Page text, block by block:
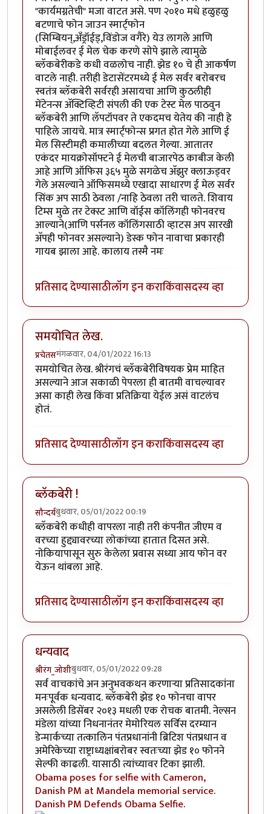
"कार्यमग्नतेची" मजा वाटत असे. पण २०१० मधे हळुहळु
बटणाचे फोन जाउन स्मार्ट्फोन
(सिम्बियन्,अँड्रॉईड्,विंडोज वगैरे) येउ लागले आणि
मोबाईलवर ई मेल चेक करणे सोपे झाले त्यामुळे
ब्लॅकबेरीकडे कधी वळलोच नाही. झेड १० चे ही आकर्षण
वाटले नाही. तरीही डेटासेंटरमध्ये ई मेल सर्वर बरोबरच
स्वतंत्र ब्लॅकबेरी सर्वरही असायचा आणि कुठलीही
मेंटेनन्स अ‍ॅक्टिव्हिटी संपली की एक टेस्ट मेल पाठवुन
ब्लॅकबेरी आणि लॅपटॉपवर ते एकदमच येतेय की नाही हे
पाहिले जायचे. मात्र स्मार्ट्फोन्स प्रगत होत गेले आणि ई
मेल सिस्टीमही कमालीच्या बदलत गेल्या. आतातर
एकंदर मायक्रोसॉफ्टने ई मेलची बाजारपेठ काबीज केली
आहे आणि ऑफिस ३६५ मुळे सगळेच अ‍ॅझुर क्लाऊड्वर
गेले असल्याने ऑफिसमध्ये एखादा साधारण ई मेल सर्वर
सिंक अप साठी ठेवला /नाहि ठेवला तरी चालते. शिवाय
टिम्स मुळे तर टेक्स्ट आणि वॉईस कॉलिंगही फोनवरच
आल्याने(आणि पर्सनल कॉलिंगसाठी व्हाटस अप सारखी
अ‍ॅपही फोनवर असल्याने) डेस्क फोन नावाचा प्रकारही
गायब झाला आहे. कालाय तस्मै नमः
प्रतिसाद देण्यासाठीलॉग इन कराकिंवासदस्य व्हा
समयोचित लेख.
प्रचेतसमंगळवार, 04/01/2022 16:13
समयोचित लेख. श्रीरंगचं ब्लॅकबेरीविषयक प्रेम माहित
असल्याने आज सकाळी पेपरला ही बातमी वाचल्यावर
असा काही लेख किंवा प्रतिक्रिया येईल असं वाटलंच
होतं.
प्रतिसाद देण्यासाठीलॉग इन कराकिंवासदस्य व्हा
ब्लॅकबेरी !
सौन्दर्यबुधवार, 05/01/2022 00:19
ब्लॅकबेरी कधीही वापरला नाही तरी कंपनीत जीएम व
वरच्या हुद्द्यावरच्या लोकांच्या हातात दिसत असे.
नोकियापासून सुरु केलेला प्रवास सध्या आय फोन वर
येऊन थांबला आहे.
प्रतिसाद देण्यासाठीलॉग इन कराकिंवासदस्य व्हा
धन्यवाद
श्रीरंग_जोशीबुधवार, 05/01/2022 09:28
सर्व वाचकांचे अन अनुभवकथन करणार्‍या प्रतिसादकांना
मनःपूर्वक धन्यवाद. ब्लॅकबेरी झेड १० फोनचा वापर
असलेली डिसेंबर २०१३ मधली एक रोचक बातमी. नेल्सन
मंडेला यांच्या निधनानंतर मेमोरियल सर्विस दरम्यान
डेन्मार्कच्या तत्कालिन पंतप्रधानांनी ब्रिटिश पंतप्रधान व
अमेरिकेच्या राष्ट्राध्यक्षांबरोबर स्वतःच्या झेड १० फोनने
सेल्फी काढली. यासाठी त्यांच्यावर टिका झाली.
Obama poses for selfie with Cameron,
Danish PM at Mandela memorial service.
Danish PM Defends Obama Selfie.